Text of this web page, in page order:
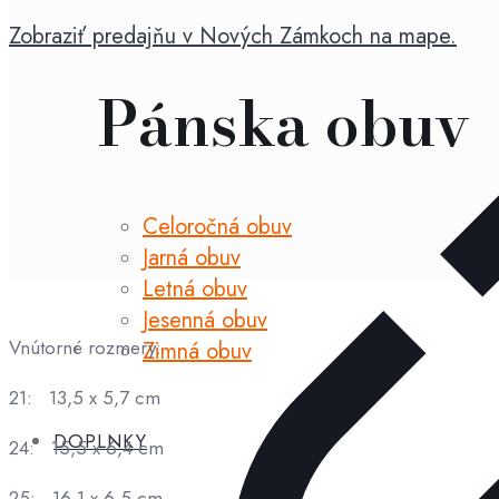
Pánska obuv
Celoročná obuv
Jarná obuv
Letná obuv
Jesenná obuv
Zimná obuv
DOPLNKY
svetloružová
Zobraziť predajňu v Nových Zámkoch na mape.
Vnútorné rozmery:
21: 13,5 x 5,7 cm
24: 15,5 x 6,4 cm